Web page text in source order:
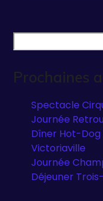
Prochaines
Spectacle
Journée
Dîner Hot-
Victoriaville
Journée
Déjeuner